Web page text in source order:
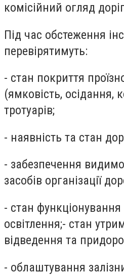
комісійний огляд
Під час обстеження
перевірятимуть:
- стан покриття
(ямковість, осідання,
тротуарів;
- наявність та стан
- забезпечення
засобів організації
- стан
освітлення;- стан
відведення та
- облаштування